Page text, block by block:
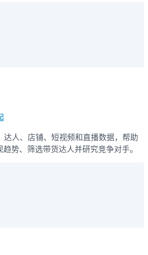
达人、店铺、短视频和直播数据，帮助
趋势、筛选带货达人并研究竞争对手。